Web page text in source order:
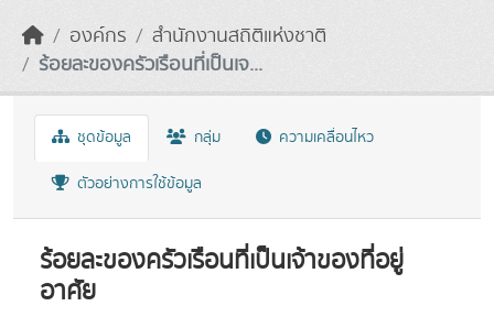
องค์กร
สำนักงานสถิติแห่งชาติ
ร้อยละของครัวเรือนที่เป็นเจ...
ชุดข้อมูล กลุ่ม ความเคลื่อนไหว
ตัวอย่างการใช้ข้อมูล
ร้อยละของครัวเรือนที่เป็นเจ้าของที่อยู่
อาศัย